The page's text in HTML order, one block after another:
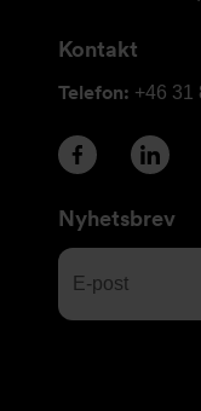
Kontakt
Telefon: +46 31
Nyhetsbrev
E-
post
(Obligatoriskt)